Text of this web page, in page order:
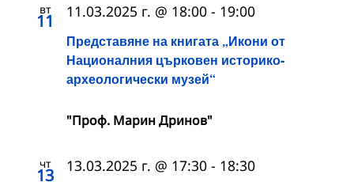
вт
11
Представяне на книгата „Икони от
Националния църковен историко-
археологически музей“
11.03.2025 г. @ 18:00 - 19:00
"Проф. Марин Дринов"
чт
13 13.03.2025 г. @ 17:30 - 18:30